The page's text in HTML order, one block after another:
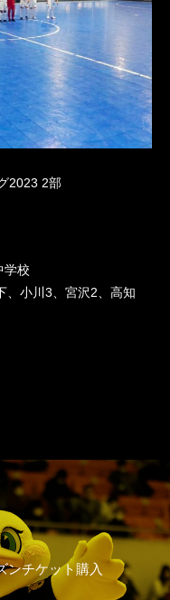
2023 2部
学校
、小川3、宮沢2、高知
ンチケット購入